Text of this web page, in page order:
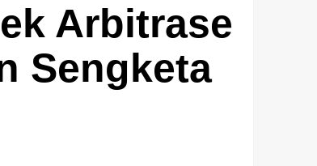
Arbitrase
Sengketa